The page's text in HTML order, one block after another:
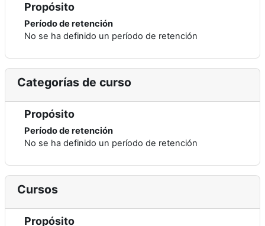
Propósito
Período de retención
No se ha definido un período de retención
Categorías de curso
Propósito
Período de retención
No se ha definido un período de retención
Cursos
Propósito